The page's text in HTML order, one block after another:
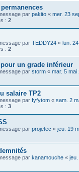
par pakito « mer. 23
: 2
par TEDDY24 « lun.
: 2
un grade inférieur
par storm « mar. 5 mai
salaire TP2
par fyfytom « sam. 2
: 3
par projetec « jeu. 19
par kanamouche «